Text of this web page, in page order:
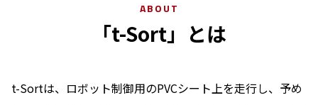
ABOUT
「t-Sort」とは
t-Sortは、ロボット制御用のPVCシート上を走行し、予め